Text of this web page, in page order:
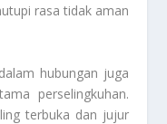
rasa tidak aman
hubungan juga
perselingkuhan.
terbuka dan jujur